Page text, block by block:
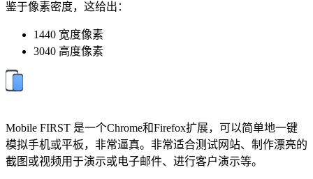
鉴于像素密度，这给出：
1440 宽度像素
3040 高度像素
Mobile FIRST 是一个Chrome和Firefox扩展，可以简单地一键
模拟手机或平板，非常逼真。非常适合测试网站、制作漂亮的
截图或视频用于演示或电子邮件、进行客户演示等。